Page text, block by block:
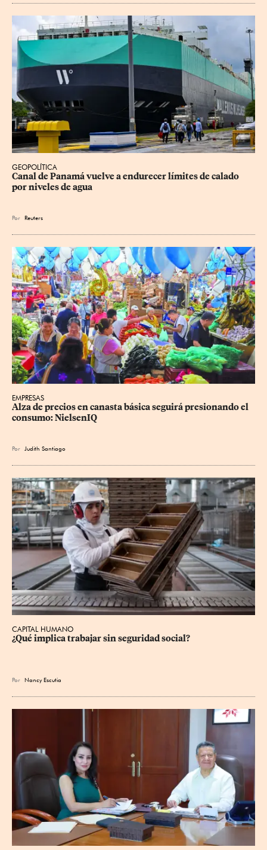
GEOPOLÍTICA
Canal de Panamá vuelve a endurecer límites de calado
por niveles de agua
Por Reuters
EMPRESAS
Alza de precios en canasta básica seguirá presionando el
consumo: NielsenIQ
Por Judith Santiago
CAPITAL HUMANO
¿Qué implica trabajar sin seguridad social?
Por Nancy Escutia